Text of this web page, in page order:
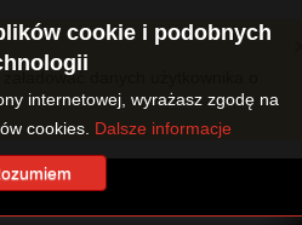
danych użytkownika o
cookie i podobnych
internetowej, wyrażasz zgodę na
cookies. Dalsze informacje